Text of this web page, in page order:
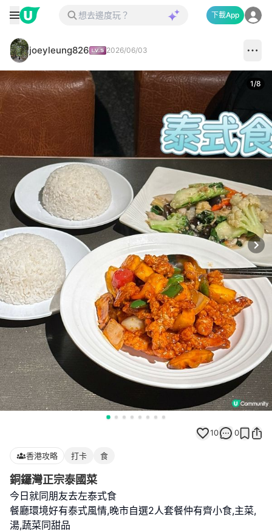
下載App
joeyleung826 2026/06/03
1/8
10 0
香港攻略 打卡 食
銅鑼灣正宗泰國菜
今日就同朋友去左泰式食
餐廳環境好有泰式風情,晚市自選2人套餐仲有齊小食,主菜,
湯,蔬菜同甜品